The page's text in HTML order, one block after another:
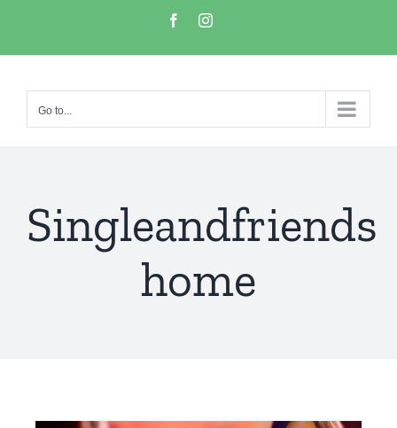
Go to...
Singleandfriends
home